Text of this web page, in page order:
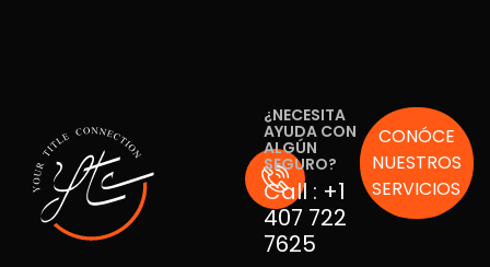
¿NECESITA
AYUDA CON
ALGÚN
SEGURO?
Call : +1
407 722
7625
CONÓCE
NUESTROS
SERVICIOS